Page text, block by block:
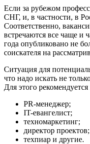
Если за рубежом
СНГ, и, в частности, в
Соответственно,
встречаются все чаще и
года опубликовано не
соискателя на
Ситуация для
что надо искать не
Для этого
PR-менеджер;
IT-евангелист;
техномаркетинг;
директор проектов;
техпиар и другие.